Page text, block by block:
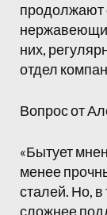
продолжают
них,
отдел
Вопрос от
«Бытует
менее
сталей. Но,
сложнее